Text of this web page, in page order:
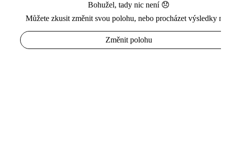
Bohužel, tady nic není 😞
Můžete zkusit změnit svou polohu, nebo procházet výsledky
Změnit polohu